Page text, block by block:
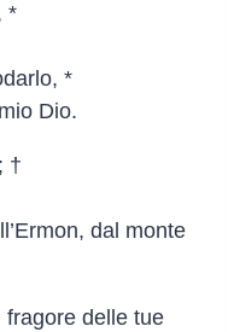
*
*
Dio.
†
dal monte
fragore delle tue